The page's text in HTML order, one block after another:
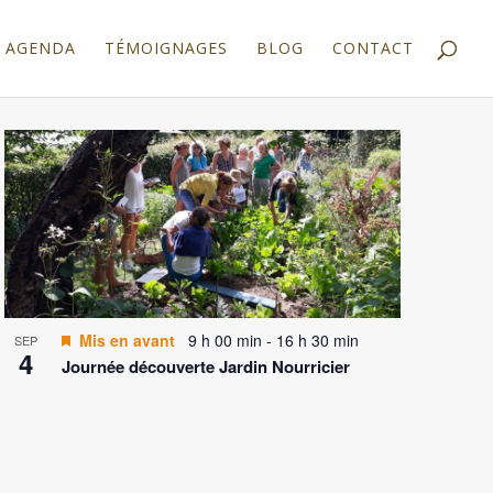
AGENDA TÉMOIGNAGES BLOG CONTACT
SEP
4 Journée découverte Jardin Nourricier
Mis en avant 9 h 00 min - 16 h 30 min